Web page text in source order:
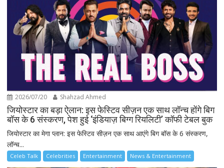
2026/07/20 Shahzad Ahmed
जियोस्टार का बड़ा ऐलान: इस फेस्टिव सीज़न एक साथ लॉन्च होंगे बिग
बॉस के 6 संस्करण, पेश हुई ‘इंडियाज़ बिग्ग रियलिटी’ कॉफी टेबल बुक
जियोस्टार का मेगा प्लान: इस फेस्टिव सीज़न एक साथ आएंगे बिग बॉस के 6 संस्करण,
लॉन्च...
Celeb Talk Celebrities Entertainment News & Entertainment